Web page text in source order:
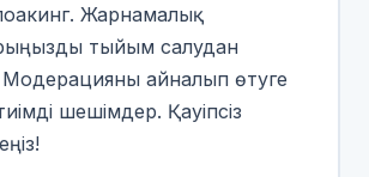
Жарнамалық
тыйым салудан
Модерацияны айналып өтуге
шешімдер. Қауіпсіз